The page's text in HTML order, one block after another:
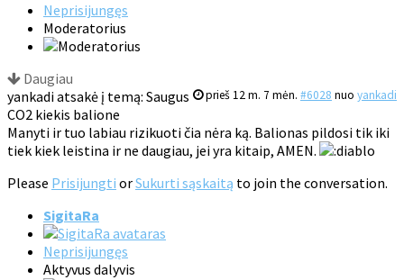
Neprisijungęs
Moderatorius
Daugiau
prieš 12 m. 7 mėn. #6028 nuo yankadi
yankadi atsakė į temą: Saugus
CO2 kiekis balione
Manyti ir tuo labiau rizikuoti čia nėra ką. Balionas pildosi tik iki
tiek kiek leistina ir ne daugiau, jei yra kitaip, AMEN.
Please Prisijungti orSukurti sąskaitą to join the conversation.
SigitaRa
Neprisijungęs
Aktyvus dalyvis